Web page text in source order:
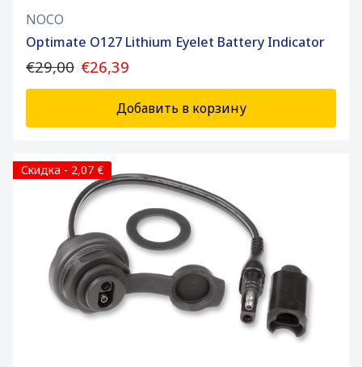
NOCO
Optimate O127 Lithium Eyelet Battery Indicator
€29,00 €26,39
Добавить в корзину
Скидка - 2,07 €